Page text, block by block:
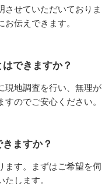
させていただいておりま
伝えできます。
できますか？
現地調査を行い、無理が
のでご安心ください。
ますか？
ます。まずはご希望を伺
します。